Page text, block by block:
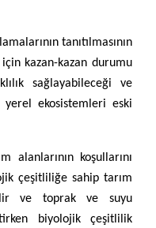
tanıtılmasının
kazan-kazan durumu
sağlayabileceği ve
ekosistemleri eski
alanlarının koşullarını
çeşitliliğe sahip tarım
ve toprak ve suyu
biyolojik çeşitlilik